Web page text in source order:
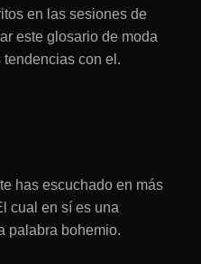
en las sesiones de
este glosario de moda
con el.
has escuchado en más
cual en sí es una
palabra bohemio.